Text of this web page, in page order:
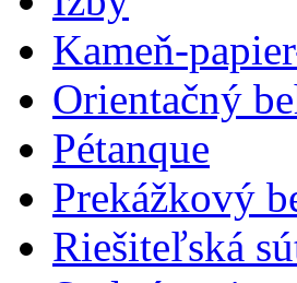
Kameň-
Orientačný
Pétanque
Prekážkový
Riešiteľská